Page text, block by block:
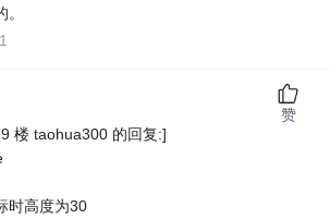
楼 taohua300 的回复:]
时高度为30
赞